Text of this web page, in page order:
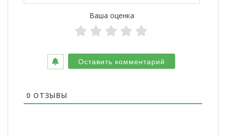
Ваша оценка
0 ОТЗЫВЫ